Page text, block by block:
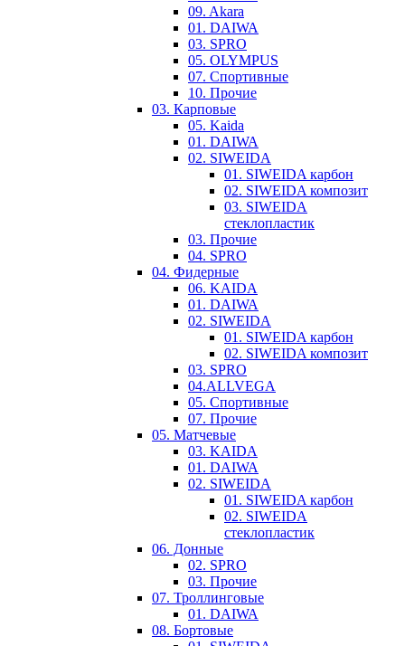
09. Akara
01. DAIWA
03. SPRO
05. OLYMPUS
07. Спортивные
10. Прочие
03. Карповые
05. Kaida
01. DAIWA
02. SIWEIDA
01. SIWEIDA карбон
02. SIWEIDA композит
03. SIWEIDA
стеклопластик
03. Прочие
04. SPRO
04. Фидерные
06. KAIDA
01. DAIWA
02. SIWEIDA
01. SIWEIDA карбон
02. SIWEIDA композит
03. SPRO
04.ALLVEGA
05. Спортивные
07. Прочие
05. Матчевые
03. KAIDA
01. DAIWA
02. SIWEIDA
01. SIWEIDA карбон
02. SIWEIDA
стеклопластик
06. Донные
02. SPRO
03. Прочие
07. Троллинговые
01. DAIWA
08. Бортовые